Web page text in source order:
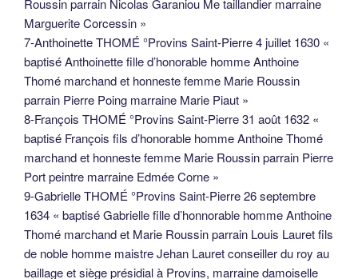
Roussin parrain Nicolas Garaniou Me taillandier marraine
Marguerite Corcessin »
7-Anthoinette THOMÉ °Provins Saint-Pierre 4 juillet 1630 «
baptisé Anthoinette fille d’honorable homme Anthoine
Thomé marchand et honneste femme Marie Roussin
parrain Pierre Poing marraine Marie Piaut »
8-François THOMÉ °Provins Saint-Pierre 31 août 1632 «
baptisé François fils d’honorable homme Anthoine Thomé
marchand et honneste femme Marie Roussin parrain Pierre
Port peintre marraine Edmée Corne »
9-Gabrielle THOMÉ °Provins Saint-Pierre 26 septembre
1634 « baptisé Gabrielle fille d’honnorable homme Anthoine
Thomé marchand et Marie Roussin parrain Louis Lauret fils
de noble homme maistre Jehan Lauret conseiller du roy au
baillage et siège présidial à Provins, marraine damoiselle